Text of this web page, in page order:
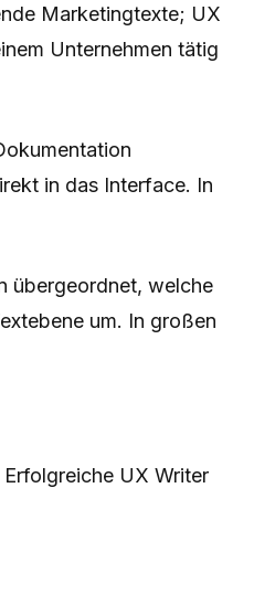
Marketingtexte; UX
Unternehmen tätig
in das Interface. In
übergeordnet, welche
um. In großen
UX Writer